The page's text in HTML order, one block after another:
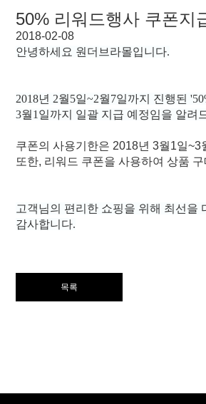
50% 리워드행사 쿠폰지
2018-02-08
안녕하세요 원더브라몰입니다.
2018년 2월5일~2월7일까지 진행된
3월1일까지 일괄 지급 예정임을 알려
쿠폰의 사용기한은 2018년 3월1일
또한, 리워드 쿠폰을 사용하여 상품
고객님의 편리한 쇼핑을 위해 최선을
감사합니다.
목록